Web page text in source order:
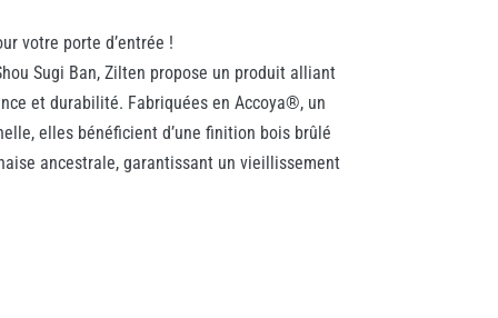
votre porte d’entrée !
Sugi Ban, Zilten propose un produit alliant
et durabilité. Fabriquées en Accoya®, un
elles bénéficient d’une finition bois brûlé
ancestrale, garantissant un vieillissement